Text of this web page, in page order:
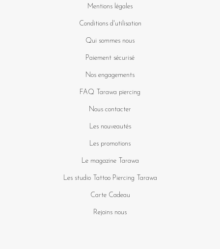
Mentions légales
Conditions d'utilisation
Qui sommes nous
Paiement sécurisé
Nos engagements
FAQ Tarawa piercing
Nous contacter
Les nouveautés
Les promotions
Le magazine Tarawa
Les studio Tattoo Piercing Tarawa
Carte Cadeau
Rejoins nous